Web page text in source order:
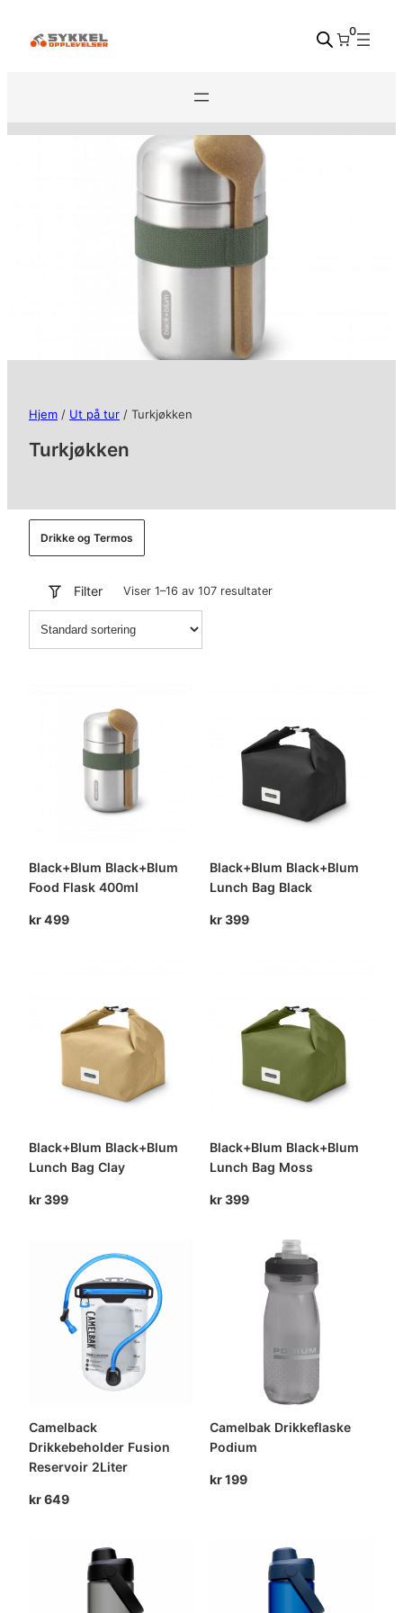
0
Hjem / Ut på tur / Turkjøkken
Turkjøkken
Drikke og Termos
Filter Viser 1–16 av 107 resultater
Black+Blum Black+Blum
Food Flask 400ml
kr499
Black+Blum Black+Blum
Lunch Bag Black
kr399
Black+Blum Black+Blum
Lunch Bag Clay
kr399
Black+Blum Black+Blum
Lunch Bag Moss
kr399
Camelback
Drikkebeholder Fusion
Reservoir 2Liter
kr649
Camelbak Drikkeflaske
Podium
kr199